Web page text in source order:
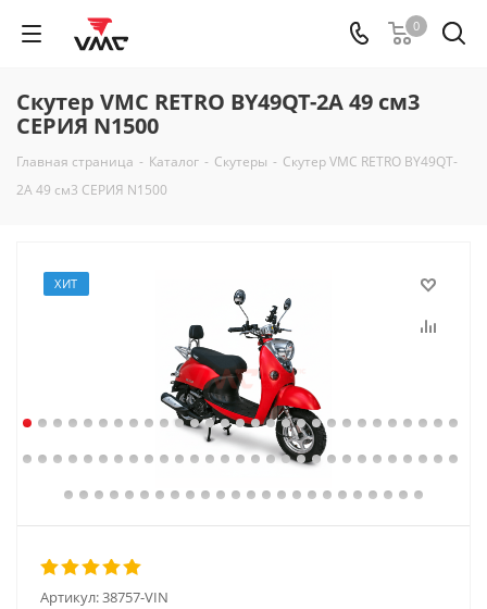
0
Скутер VMC RETRO BY49QT-2A 49 см3
СЕРИЯ N1500
Главная страница - Каталог - Скутеры - Скутер VMC RETRO BY49QT-
2A 49 см3 СЕРИЯ N1500
ХИТ
Артикул:38757-VIN